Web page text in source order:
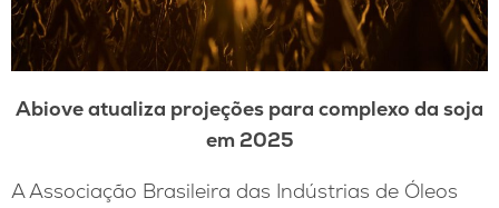
Abiove atualiza projeções para complexo da soja
em 2025
A Associação Brasileira das Indústrias de Óleos